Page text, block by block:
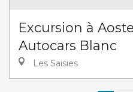
Excursion à
Autocars Blanc
Les Saisies